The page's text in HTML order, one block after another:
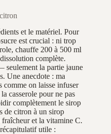
et le matériel. Pour
est crucial : ni trop
chauffe 200 à 500 ml
complète.
seulement la partie jaune
Une anecdote : ma
comme on laisse infuser
casserole pour ne pas
complètement le sirop
de citron à un sirop
fraîcheur et la vitamine C.
utile :